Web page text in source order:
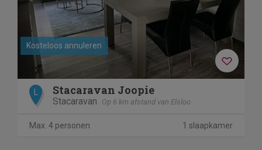
Kosteloos annuleren
L Stacaravan Joopie
Stacaravan Op 6 km afstand van Elsloo
Max. 4 personen 1 slaapkamer